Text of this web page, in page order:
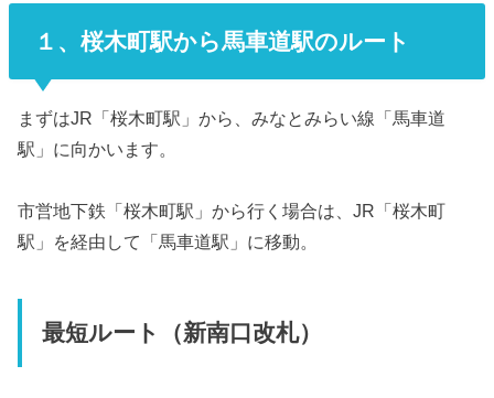
１、桜木町駅から馬車道駅のルート
まずはJR「桜木町駅」から、みなとみらい線「馬車道
駅」に向かいます。
市営地下鉄「桜木町駅」から行く場合は、JR「桜木町
駅」を経由して「馬車道駅」に移動。
最短ルート（新南口改札）